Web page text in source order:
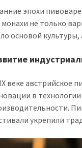
эпохи
монахи не только
основой
веке австрийское
в
укрепили